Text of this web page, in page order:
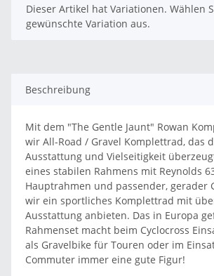
x
Dieser Artikel hat Variationen. Wählen
gewünschte Variation aus.
Beschreibung
Mit dem "The Gentle Jaunt" Rowan
wir All-Road / Gravel Komplettrad, das
Ausstattung und Vielseitigkeit
eines stabilen Rahmens mit Reynolds
Hauptrahmen und passender, gerader
wir ein sportliches Komplettrad mit
Ausstattung anbieten. Das in Europa
Rahmenset macht beim Cyclocross
als Gravelbike für Touren oder im
Commuter immer eine gute Figur!